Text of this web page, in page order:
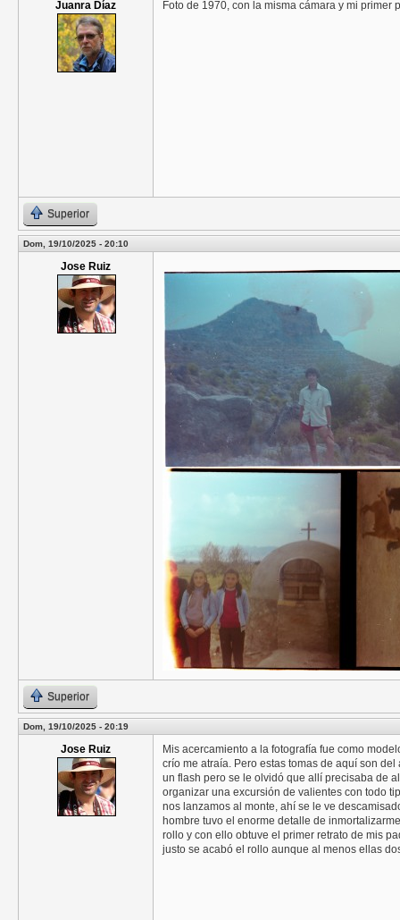
Juanra Díaz Foto de 1970, con la misma cámara y mi primer
Superior
Dom, 19/10/2025 - 20:10
Jose Ruiz
Superior
Dom, 19/10/2025 - 20:19
Jose Ruiz
Mis acercamiento a la fotografía fue como
crío me atraía. Pero estas tomas de aquí son
un flash pero se le olvidó que allí precisaba de
organizar una excursión de valientes con todo
nos lanzamos al monte, ahí se le ve
hombre tuvo el enorme detalle de
rollo y con ello obtuve el primer retrato de mis
justo se acabó el rollo aunque al menos ellas